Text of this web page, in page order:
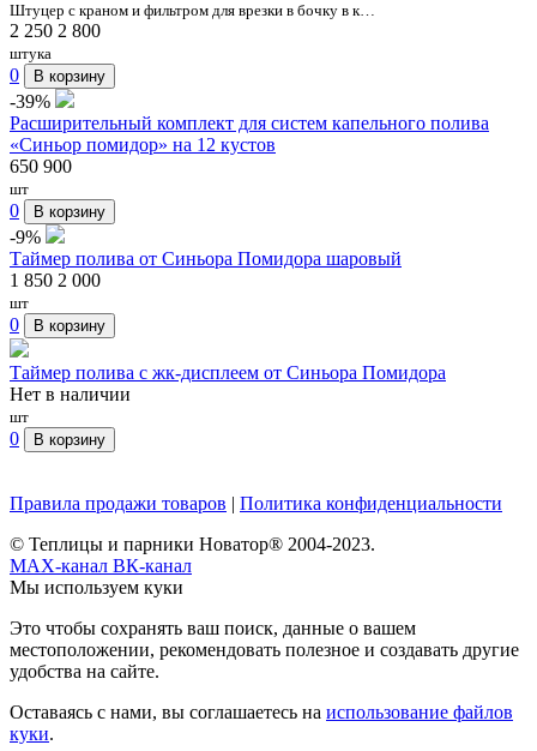
Штуцер с краном и фильтром для врезки в бочку в к…
2 250 2 800
штука
0 В корзину
-39%
Расширительный комплект для систем капельного полива
«Синьор помидор» на 12 кустов
650 900
шт
0 В корзину
-9%
Таймер полива от Синьора Помидора шаровый
1 850 2 000
шт
0 В корзину
Таймер полива с жк-дисплеем от Синьора Помидора
Нет в наличии
шт
0 В корзину
Правила продажи товаров | Политика конфиденциальности
© Теплицы и парники Новатор® 2004-2023.
MAX-канал ВК-канал
Мы используем куки
Это чтобы сохранять ваш поиск, данные о вашем
местоположении, рекомендовать полезное и создавать другие
удобства на сайте.
Оставаясь с нами, вы соглашаетесь на использование файлов
куки.